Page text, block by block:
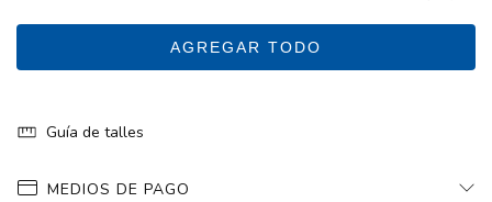
AGREGAR TODO
Guía de talles
MEDIOS DE PAGO